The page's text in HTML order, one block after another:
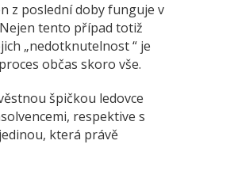
z poslední doby funguje v
tento případ totiž
„nedotknutelnost “ je
občas skoro vše.
špičkou ledovce
respektive s
která právě